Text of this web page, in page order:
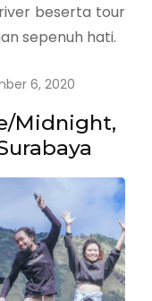
beserta tour
sepenuh hati.
6, 2020
Midnight,